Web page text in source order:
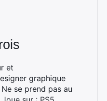
et
graphique
se prend pas au